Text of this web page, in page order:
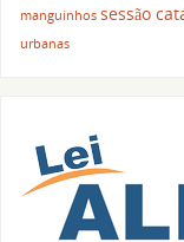
manguinhos sessão
urbanas